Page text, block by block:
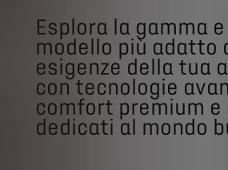
Esplora la gamma
modello più adatto
esigenze della tua
con tecnologie
comfort premium e
dedicati al mondo